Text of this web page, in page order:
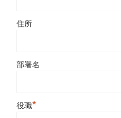
住所
部署名
役職*